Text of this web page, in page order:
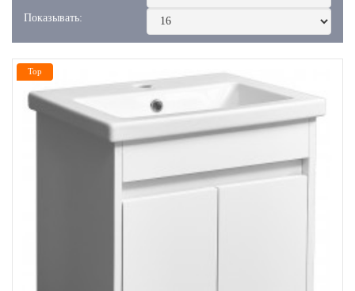
Показывать:
Top